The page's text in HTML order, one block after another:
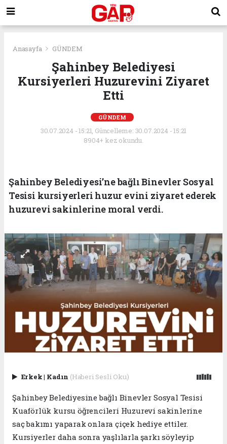
Anasayfa GÜNDEM
Şahinbey Belediyesi
Kursiyerleri Huzurevini Ziyaret
Etti
GÜNDEM
30.07.2024 - 15:21, Güncelleme: 30.07.2024 - 15:21
8904+ kez okundu.
Şahinbey Belediyesi’ne bağlı Binevler Sosyal
Tesisi kursiyerleri huzur evini ziyaret ederek
huzurevi sakinlerine moral verdi.
Erkek| Kadın (Haberi Sesli Oku)
Şahinbey Belediyesine bağlı Binevler Sosyal Tesisi
Kuaförlük kursu öğrencileri Huzurevi sakinlerine
saç bakımı yaparak onlara çiçek hediye ettiler.
Kursiyerler daha sonra yaşlılarla şarkı söyleyip